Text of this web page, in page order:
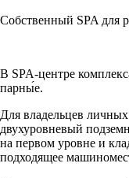
Собственный SPA для
В SPA-центре
парны́е.
Для владельцев
двухуровневый
на первом уровне и
подходящее